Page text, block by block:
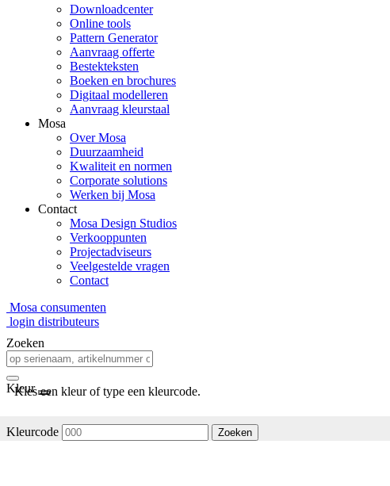
Downloadcenter
Online tools
Pattern Generator
Aanvraag offerte
Bestekteksten
Boeken en brochures
Digitaal modelleren
Aanvraag kleurstaal
Mosa
Over Mosa
Duurzaamheid
Kwaliteit en normen
Corporate solutions
Werken bij Mosa
Contact
Mosa Design Studios
Verkooppunten
Projectadviseurs
Veelgestelde vragen
Contact
Mosa consumenten
login distributeurs
Zoeken
Kleur
Kies een kleur of type een kleurcode.
Kleurcode Zoeken